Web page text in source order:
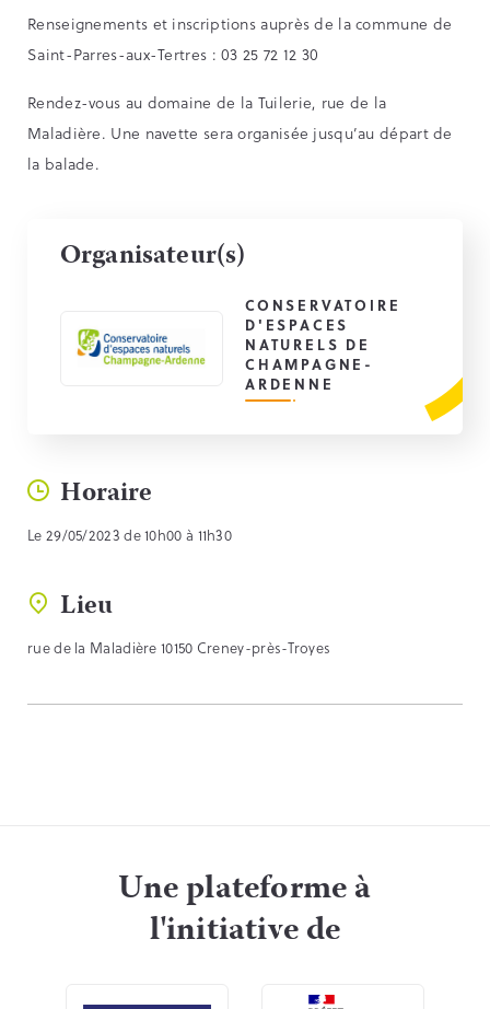
Renseignements et inscriptions auprès de la commune de
Saint-Parres-aux-Tertres : 03 25 72 12 30
Rendez-vous au domaine de la Tuilerie, rue de la
Maladière. Une navette sera organisée jusqu’au départ de
la balade.
Organisateur(s)
CONSERVATOIRE
D'ESPACES
NATURELS DE
CHAMPAGNE-
ARDENNE
Horaire
Le 29/05/2023 de 10h00 à 11h30
Lieu
rue de la Maladière 10150 Creney-près-Troyes
Une plateforme à
l'initiative de